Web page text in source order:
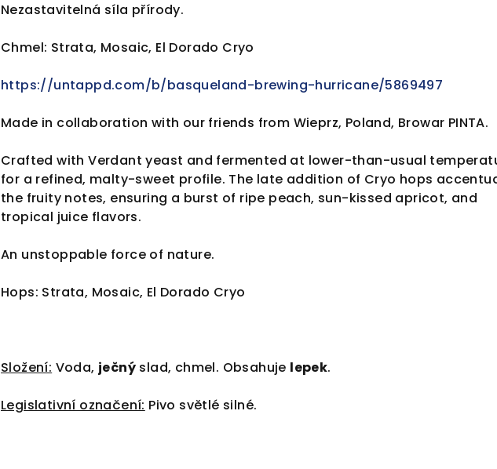
Nezastavitelná síla přírody.
Chmel: Strata, Mosaic, El Dorado Cryo
https://untappd.com/b/basqueland-brewing-hurricane/5869497
Made in collaboration with our friends from Wieprz, Poland, Browar PINTA.
Crafted with Verdant yeast and fermented at lower-than-usual
for a refined, malty-sweet profile. The late addition of Cryo hops
the fruity notes, ensuring a burst of ripe peach, sun-kissed apricot, and
tropical juice flavors.
An unstoppable force of nature.
Hops: Strata, Mosaic, El Dorado Cryo
Složení: Voda, ječný slad, chmel. Obsahuje lepek.
Legislativní označení: Pivo světlé silné.